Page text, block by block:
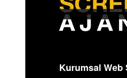
kimliğini yansıtan
Kurumsal Web